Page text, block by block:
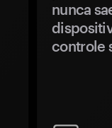
nunca
controle